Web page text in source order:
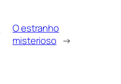
O estranho
misterioso →